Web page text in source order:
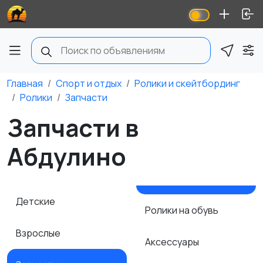
Главная Спорт и отдых
Ролики и скейтбординг
Ролики
Запчасти
Запчасти в
Абдулино
Детские
Взрослые
Ролики на обувь
Аксессуары